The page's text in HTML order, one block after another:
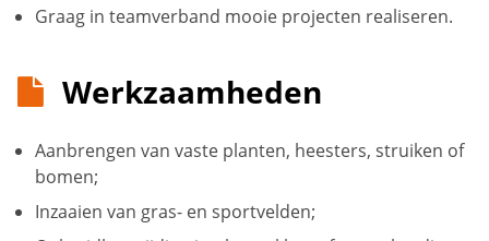
Graag in teamverband mooie projecten realiseren.
Werkzaamheden
Aanbrengen van vaste planten, heesters, struiken of
bomen;
Inzaaien van gras- en sportvelden;